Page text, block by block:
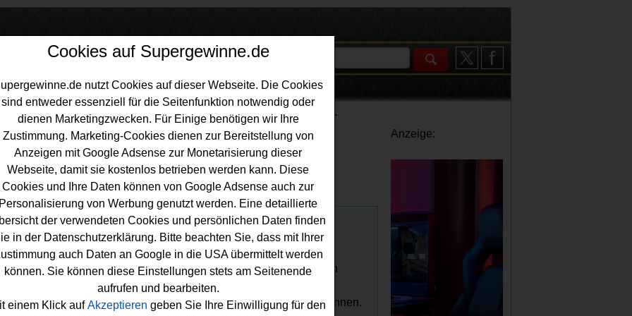
Gewinnspiele Technik Gewinnspiele>
Lecker.de Gewinnspiel -
Küchenmaschine gewinnen
Gewinnspiel - KitchenAid
gewinnen
neueKitchenAid gewinnenmöchte, sollte bei diesem kostenlosen
von Lecker.de mitmachen. Verlost wird eine tolle KitchenAid
- und Sie können mit etwas Glück diese KitchenAid gewinnen.
Anzeige:
Cookies auf Supergewinne.de
nutzt Cookies auf dieser Webseite. Die Cookies
sind entweder essenziell für die Seitenfunktion notwendig oder
dienen Marketingzwecken. Für Einige benötigen wir Ihre
Zustimmung. Marketing-Cookies dienen zur Bereitstellung von
Anzeigen mit Google Adsense zur Monetarisierung dieser
Webseite, damit sie kostenlos betrieben werden kann. Diese
Cookies und Ihre Daten können von Google Adsense auch zur
Personalisierung von Werbung genutzt werden. Eine detaillierte
der verwendeten Cookies und persönlichen Daten finden
in der Datenschutzerklärung. Bitte beachten Sie, dass mit Ihrer
auch Daten an Google in die USA übermittelt werden
können. Sie können diese Einstellungen stets am Seitenende
aufrufen und bearbeiten.
einem Klick aufAkzeptieren geben Sie Ihre Einwilligung für den